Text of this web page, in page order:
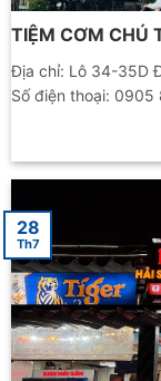
TIỆM CƠM CHÚ
Địa chỉ: Lô 34-35D
Số điện thoại: 0905
28
Th7